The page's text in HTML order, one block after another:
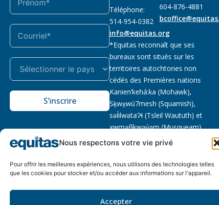
Nous respectons votre vie privé
Pour offrir les meilleures expériences, nous utilisons des technologies telles
que les cookies pour stocker et/ou accéder aux informations sur l'appareil.
Accepter
S’inscrire
Téléphone:
514-954-0382
info@equitas.org
604-876-4881
*Equitas reconnaît que ses
bureaux sont situés sur les
territoires autochtones non
cédés des Premières nations
Kanien’kehá:ka (Mohawk),
Sḵwx̱wú7mesh (Squamish),
səl̓ilwətaɁɬ (Tsleil Waututh) et
xwməθkwəy̓əm (Musqueam).
Lire la suite
de
confidentialité
bienfaisance enregistré:
118833292RR0001
droits réservés, site par
Phil